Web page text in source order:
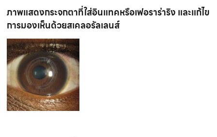
ภาพแสดงกระจกตาที่ใส่อินแทคหรือเฟอราร่าริง และแก้ไข
การมองเห็นด้วยสเคลอรัลเลนส์